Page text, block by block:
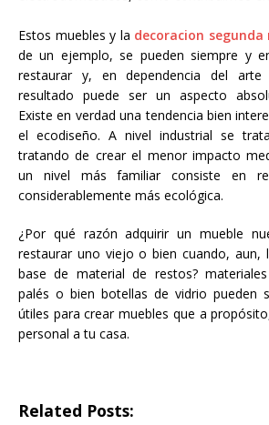
Estos muebles y la decoracion segunda
de un ejemplo, se pueden siempre y
restaurar y, en dependencia del
resultado puede ser un aspecto
Existe en verdad una tendencia bien
el ecodiseño. A nivel industrial se
tratando de crear el menor impacto
un nivel más familiar consiste en
considerablemente más ecológica.
¿Por qué razón adquirir un mueble
restaurar uno viejo o bien cuando, aun,
base de material de restos?
palés o bien botellas de vidrio pueden
útiles para crear muebles que a
personal a tu casa.
Related Posts: